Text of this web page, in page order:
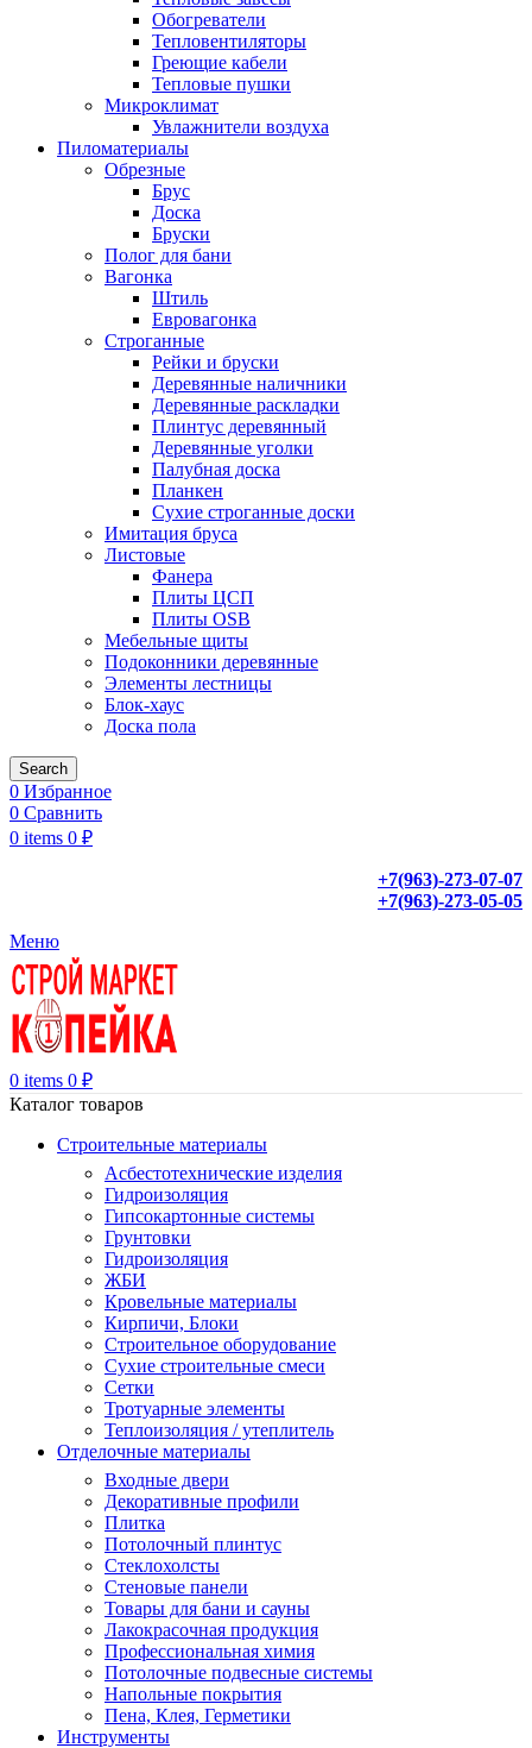
Обогреватели
Тепловентиляторы
Греющие кабели
Тепловые пушки
Микроклимат
Увлажнители воздуха
Пиломатериалы
Обрезные
Брус
Доска
Бруски
Полог для бани
Вагонка
Штиль
Евровагонка
Строганные
Рейки и бруски
Деревянные наличники
Деревянные раскладки
Плинтус деревянный
Деревянные уголки
Палубная доска
Планкен
Сухие строганные доски
Имитация бруса
Листовые
Фанера
Плиты ЦСП
Плиты OSB
Мебельные щиты
Подоконники деревянные
Элементы лестницы
Блок-хаус
Доска пола
Search
0 Избранное
0 Сравнить
0 items 0 ₽
+7(963)-273-07-07
+7(963)-273-05-05
Меню
0 items 0 ₽
Каталог товаров
Строительные материалы
Асбестотехнические изделия
Гидроизоляция
Гипсокартонные системы
Грунтовки
Гидроизоляция
ЖБИ
Кровельные материалы
Кирпичи, Блоки
Строительное оборудование
Сухие строительные смеси
Сетки
Тротуарные элементы
Теплоизоляция / утеплитель
Отделочные материалы
Входные двери
Декоративные профили
Плитка
Потолочный плинтус
Стеклохолсты
Стеновые панели
Товары для бани и сауны
Лакокрасочная продукция
Профессиональная химия
Потолочные подвесные системы
Напольные покрытия
Пена, Клея, Герметики
Инструменты